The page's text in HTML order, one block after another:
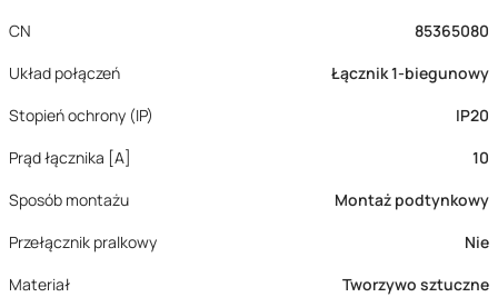
CN
85365080
Układ połączeń
Łącznik 1-biegunowy
Stopień ochrony (IP)
IP20
Prąd łącznika [A]
10
Sposób montażu
Montaż podtynkowy
Przełącznik pralkowy
Nie
Materiał
Tworzywo sztuczne